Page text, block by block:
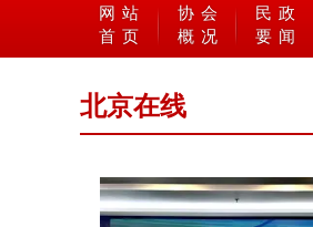
网站
首页
协会
概况
民政
要闻
北京在线